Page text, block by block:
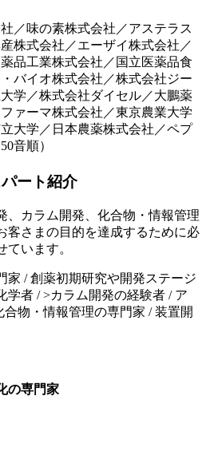
／味の素株式会社／アステラス
株式会社／エーザイ株式会社／
品工業株式会社／国立医薬品食
バイオ株式会社／株式会社ジー
学／株式会社ダイセル／大鵬薬
ァーマ株式会社／東京農業大学
大学／日本農薬株式会社／ペプ
音順）
ート紹介
、カラム開発、化合物・情報管理
客さまの目的を達成するために必
います。
の専門家